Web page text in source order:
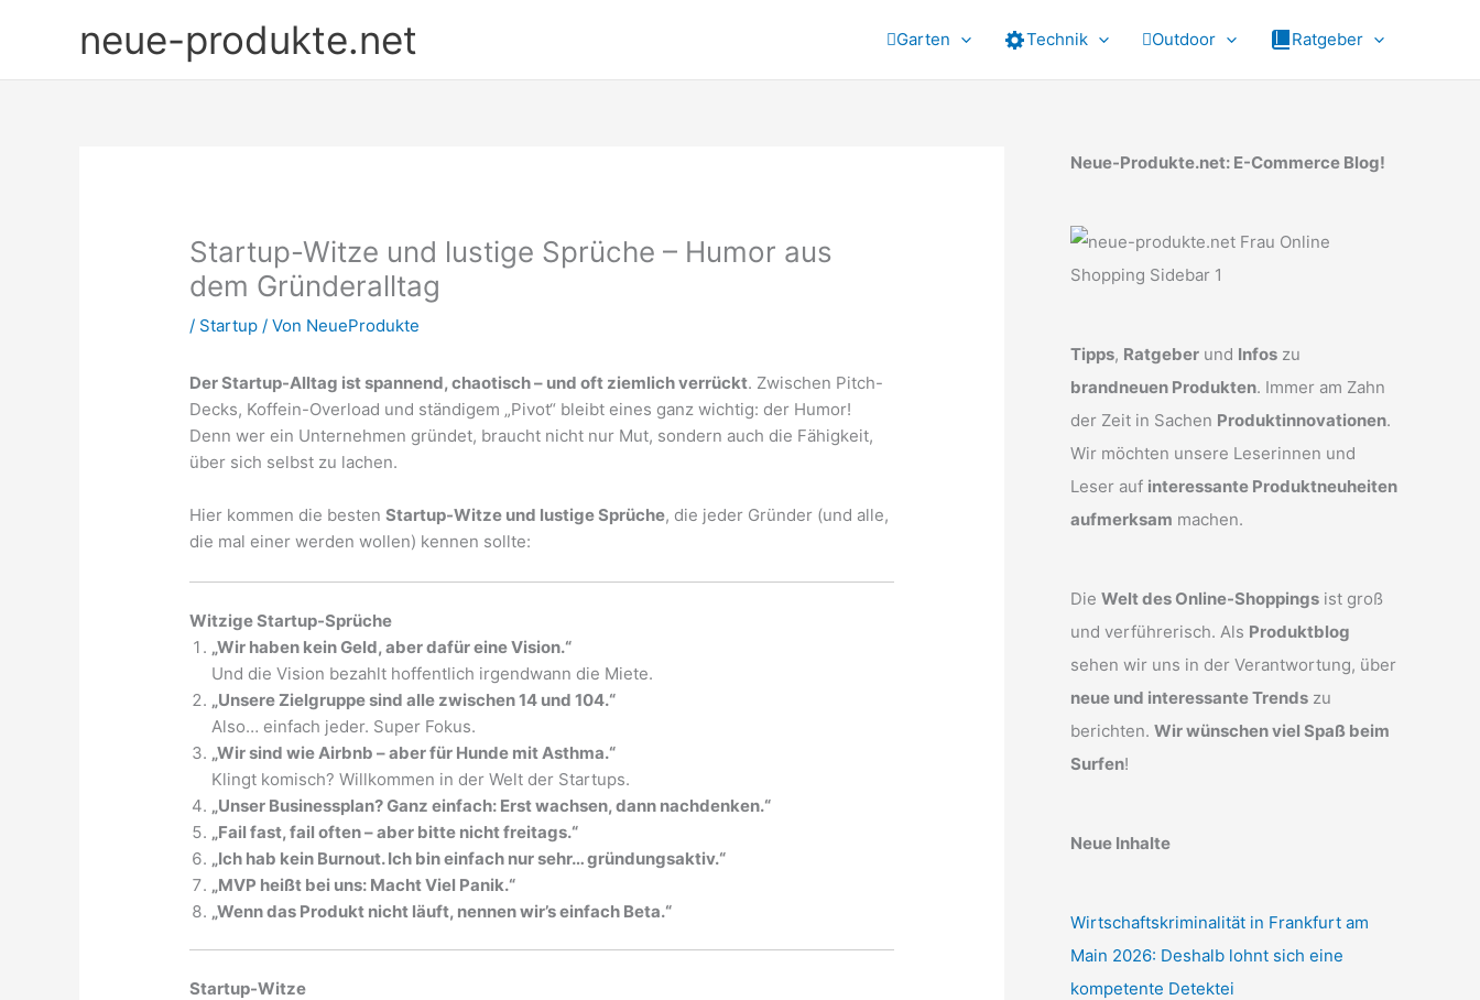
neue-produkte.net Garten Technik Outdoor Ratgeber
Startup-Witze und lustige Sprüche – Humor aus
dem Gründeralltag
/ Startup / Von NeueProdukte
Der Startup-Alltag ist spannend, chaotisch – und oft ziemlich verrückt. Zwischen Pitch-
Decks, Koffein-Overload und ständigem „Pivot“ bleibt eines ganz wichtig: der Humor!
Denn wer ein Unternehmen gründet, braucht nicht nur Mut, sondern auch die Fähigkeit,
über sich selbst zu lachen.
Hier kommen die bestenStartup-Witze und lustige Sprüche, die jeder Gründer (und alle,
die mal einer werden wollen) kennen sollte:
Witzige Startup-Sprüche
„Wir haben kein Geld, aber dafür eine Vision.“
Und die Vision bezahlt hoffentlich irgendwann die Miete.
„Unsere Zielgruppe sind alle zwischen 14 und 104.“
Also… einfach jeder. Super Fokus.
„Wir sind wie Airbnb – aber für Hunde mit Asthma.“
Klingt komisch? Willkommen in der Welt der Startups.
„Unser Businessplan? Ganz einfach: Erst wachsen, dann nachdenken.“
„Fail fast, fail often – aber bitte nicht freitags.“
„Ich hab kein Burnout. Ich bin einfach nur sehr… gründungsaktiv.“
„MVP heißt bei uns: Macht Viel Panik.“
„Wenn das Produkt nicht läuft, nennen wir’s einfach Beta.“
Startup-Witze
Neue-Produkte.net: E-Commerce Blog!
Tipps, Ratgeber und Infos zu
brandneuen Produkten. Immer am Zahn
der Zeit in Sachen Produktinnovationen.
Wir möchten unsere Leserinnen und
Leser auf interessante Produktneuheiten
aufmerksam machen.
Die Welt des Online-Shoppings ist groß
und verführerisch. Als Produktblog
sehen wir uns in der Verantwortung, über
neue und interessante Trends zu
berichten. Wir wünschen viel Spaß beim
Surfen!
Neue Inhalte
Wirtschaftskriminalität in Frankfurt am
Main 2026: Deshalb lohnt sich eine
kompetente Detektei